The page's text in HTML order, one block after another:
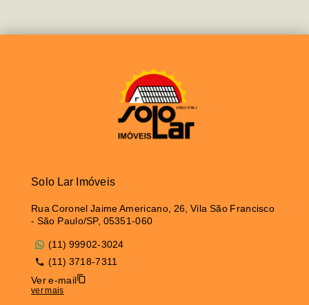
Solo Lar Imóveis
Rua Coronel Jaime Americano, 26, Vila São Francisco
- São Paulo/SP, 05351-060
(11) 99902-3024
(11) 3718-7311
Ver e-mail
ver mais